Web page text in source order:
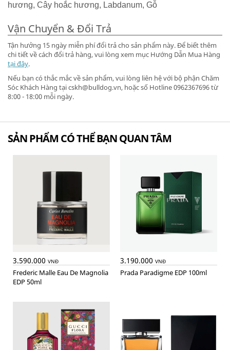
hương, Cây hoắc hương, Labdanum, Gỗ
Vận Chuyển & Đổi Trả
Tận hưởng 15 ngày miễn phí đổi trả cho sản phẩm này. Để biết thêm
chi tiết về cách đổi trả hàng, vui lòng xem mục Hướng Dẫn Mua Hàng
tại đây.
Nếu bạn có thắc mắc về sản phẩm, vui lòng liên hệ với bộ phận Chăm
Sóc Khách Hàng tại cskh@bulldog.vn, hoặc số Hotline 0962367696 từ
8:00 - 18:00 mỗi ngày.
SẢN PHẨM CÓ THỂ BẠN QUAN TÂM
3.590.000 VNĐ
Frederic Malle Eau De Magnolia
EDP 50ml
3.190.000 VNĐ
Prada Paradigme EDP 100ml